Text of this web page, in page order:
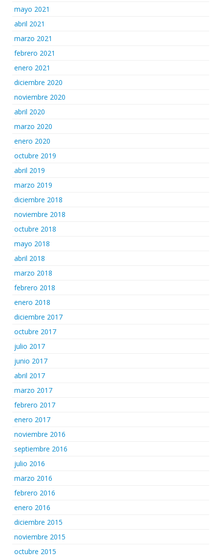
mayo 2021
abril 2021
marzo 2021
febrero 2021
enero 2021
diciembre 2020
noviembre 2020
abril 2020
marzo 2020
enero 2020
octubre 2019
abril 2019
marzo 2019
diciembre 2018
noviembre 2018
octubre 2018
mayo 2018
abril 2018
marzo 2018
febrero 2018
enero 2018
diciembre 2017
octubre 2017
julio 2017
junio 2017
abril 2017
marzo 2017
febrero 2017
enero 2017
noviembre 2016
septiembre 2016
julio 2016
marzo 2016
febrero 2016
enero 2016
diciembre 2015
noviembre 2015
octubre 2015